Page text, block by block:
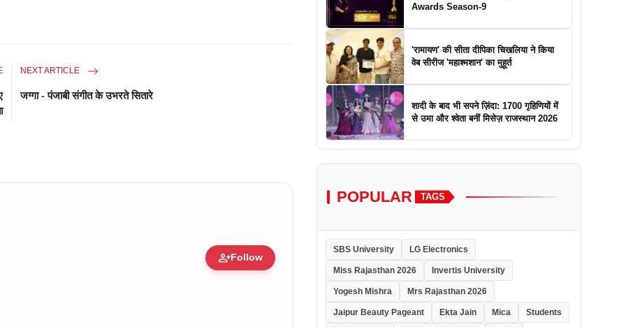
NEXT ARTICLE
जग्गा - पंजाबी संगीत के उभरते सितारे
person_addFollow
• 30 Mar, 2026
Awards Season-9
'रामायण' की सीता दीपिका चिखलिया ने किया
वेब सीरीज 'महाश्मशान' का मुहूर्त
शादी के बाद भी सपने ज़िंदा: 1700 गृहिणियों में
से उमा और श्वेता बनीं मिसेज़ राजस्थान 2026
POPULAR TAGS
SBS University LG Electronics
Miss Rajasthan 2026 Invertis University
Yogesh Mishra Mrs Rajasthan 2026
Jaipur Beauty Pageant Ekta Jain Mica Students